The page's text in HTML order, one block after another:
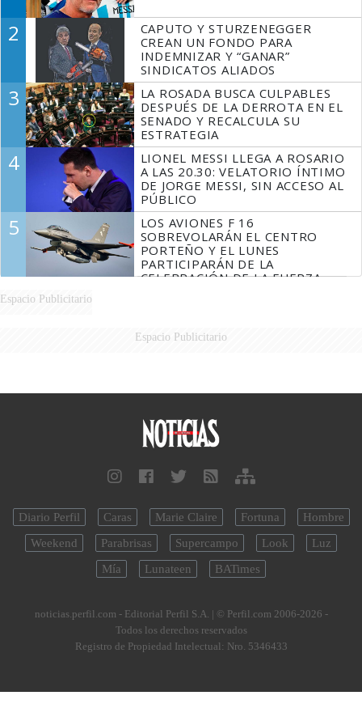
2
CAPUTO Y STURZENEGGER
CREAN UN FONDO PARA
INDEMNIZAR Y “GANAR”
SINDICATOS ALIADOS
3
LA ROSADA BUSCA CULPABLES
DESPUÉS DE LA DERROTA EN EL
SENADO Y RECALCULA SU
ESTRATEGIA
4
LIONEL MESSI LLEGA A ROSARIO
A LAS 20.30: VELATORIO ÍNTIMO
DE JORGE MESSI, SIN ACCESO AL
PÚBLICO
5
LOS AVIONES F 16
SOBREVOLARÁN EL CENTRO
PORTEÑO Y EL LUNES
PARTICIPARÁN DE LA
CELEBRACIÓN DE LA FUERZA
Espacio Publicitario
Espacio Publicitario
Diario Perfil Caras Marie Claire Fortuna
Hombre
Weekend
Parabrisas Supercampo Look
Luz
Mía
Lunateen BATimes
noticias.perfil.com - Editorial Perfil S.A. | © Perfil.com 2006-2026 -
Todos los derechos reservados
Registro de Propiedad Intelectual: Nro. 5346433